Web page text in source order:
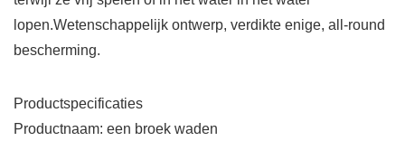
lopen.Wetenschappelijk ontwerp, verdikte enige, all-round
bescherming.
Productspecificaties
Productnaam: een broek waden